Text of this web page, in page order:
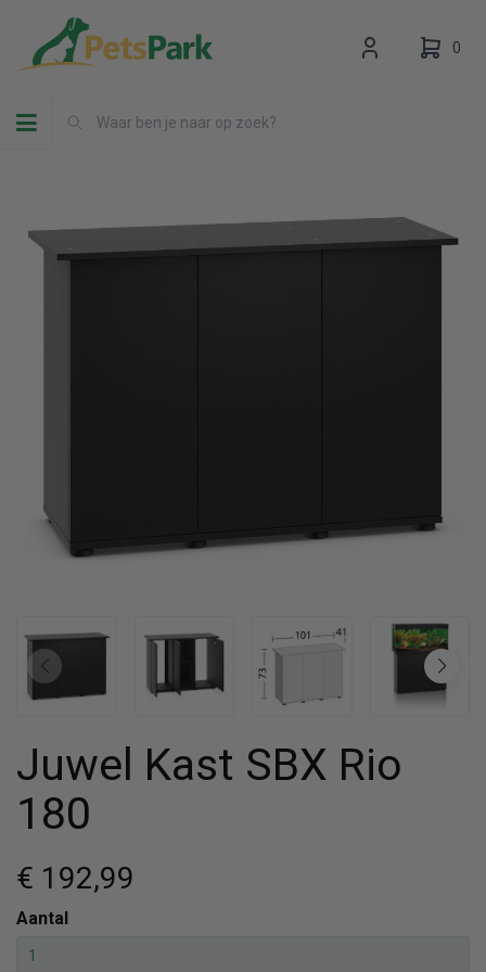
Toggle navigation
0
Juwel Kast SBX Rio
180
€ 192,99
Aantal